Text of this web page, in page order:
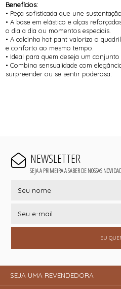
Benefícios:
• Peça sofisticada que une
• A base em elástico e alças
o dia a dia ou momentos especiais.
• A calcinha hot pant valoriza o
e conforto ao mesmo tempo.
• Ideal para quem deseja um
• Combina sensualidade com
surpreender ou se sentir poderosa.
NEWSLETTER
SEJA A PRIMEIRA A SABER DE NOSSAS
EU
SEJA UMA REVENDEDORA